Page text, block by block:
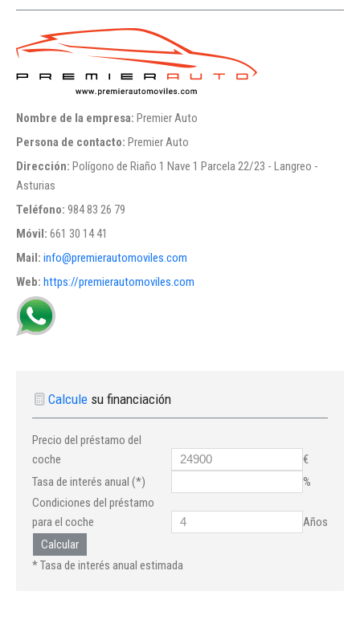
Nombre de la empresa: Premier Auto
Persona de contacto: Premier Auto
Dirección: Polígono de Riaño 1 Nave 1 Parcela 22/23 - Langreo -
Asturias
Teléfono: 984 83 26 79
Móvil: 661 30 14 41
Mail: info@premierautomoviles.com
Web: https://premierautomoviles.com
Calcule su financiación
Precio del préstamo del
coche
€
Tasa de interés anual (*)
%
Condiciones del préstamo
para el coche
Años
Calcular
* Tasa de interés anual estimada